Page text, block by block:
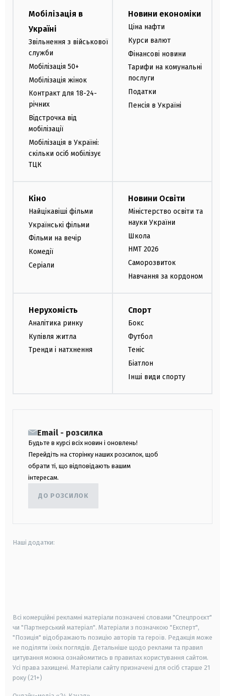
Мобілізація в
Україні
Звільнення з військової
служби
Мобілізація 50+
Мобілізація жінок
Контракт для 18-24-
річних
Відстрочка від
мобілізації
Мобілізація в Україні:
скільки осіб мобілізує
ТЦК
Новини економіки
Ціна нафти
Курси валют
Фінансові новини
Тарифи на комунальні
послуги
Податки
Пенсія в Україні
Кіно
Найцікавіші фільми
Українські фільми
Фільми на вечір
Комедії
Серіали
Новини Освіти
Міністерство освіти та
науки України
Школа
НМТ 2026
Саморозвиток
Навчання за кордоном
Нерухомість
Аналітика ринку
Купівля житла
Тренди і натхнення
Спорт
Бокс
Футбол
Теніс
Біатлон
Інші види спорту
Email - розсилка
Будьте в курсі всіх новин і оновлень!
Перейдіть на сторінку наших розсилок, щоб
обрати ті, що відповідають вашим
інтересам.
ДО РОЗСИЛОК
Наші додатки:
Всі комерційні рекламні матеріали позначені словами "Спецпроєкт"
чи "Партнерський матеріал". Матеріали з позначкою "Експерт",
"Позиція" відображають позицію авторів та героїв. Редакція може
не поділяти їхніх поглядів. Детальніше щодо реклами та правил
цитування можна ознайомитись в правилах користування сайтом.
Усі права захищені. Матеріали сайту призначені для осіб старше 21
року (21+)